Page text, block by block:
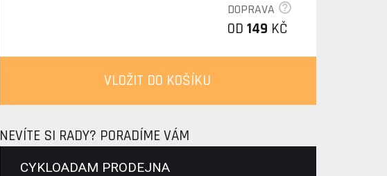
DOPRAVA
OD 149 KČ
VLOŽIT DO KOŠÍKU
NEVÍTE SI RADY? PORADÍME VÁM
CYKLOADAM PRODEJNA